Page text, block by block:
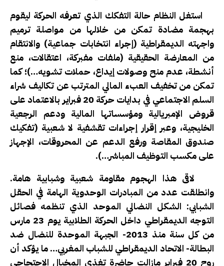
استغل النظام حالة التفكك الذي تعرفه الحركة ليقوم
بهجمة مضادة تمكن من خلالها من مواصلة ترميم
واجهته الديمقراطية (إجراء انتخابات جماعية) والانتقام
من المعارضة الحقيقية (ملفات مفبركة، اعتقالات، منع
أنشطة، عدم منح وصولات إيداع، حملات تشويه…)؛ كما
تمكن من تخفيف العبء المالي المترتب عن تكاليف شراء
السلم الاجتماعي في بدايات حركة 20 فبراير بالاعتماد على
قروض الإمبريالية ومؤسساتها المالية ودعم الرجعية
الخليجية، وعبر إقرار إجراءات تقشفية لا شعبية (تفكيك
صندوق المقاصة ورفع الدعم عن المحروقات، الإجهاز
على مكسب التوظيف المباشر…).
لاقى هذا الهجوم مقاومة شعبية وشبابية هامة.
وانطلقت عدد من المبادرات الوحدوية الهامة في الحقل
الشبابي: الشكل النضالي الموحد الذي تنظمه فصائل
التوجه الديمقراطي داخل الحركة الطلابية يوم 23 مارس
من كل سنة منذ 2013- الجبهة الموحدة للنضال ضد
البطالة- الاتحاد الديمقراطي للشباب المغربي… ما يؤكد أن
روح 20 فبراير مازالت حاضرة تغذي المخيال الاحتجاجي